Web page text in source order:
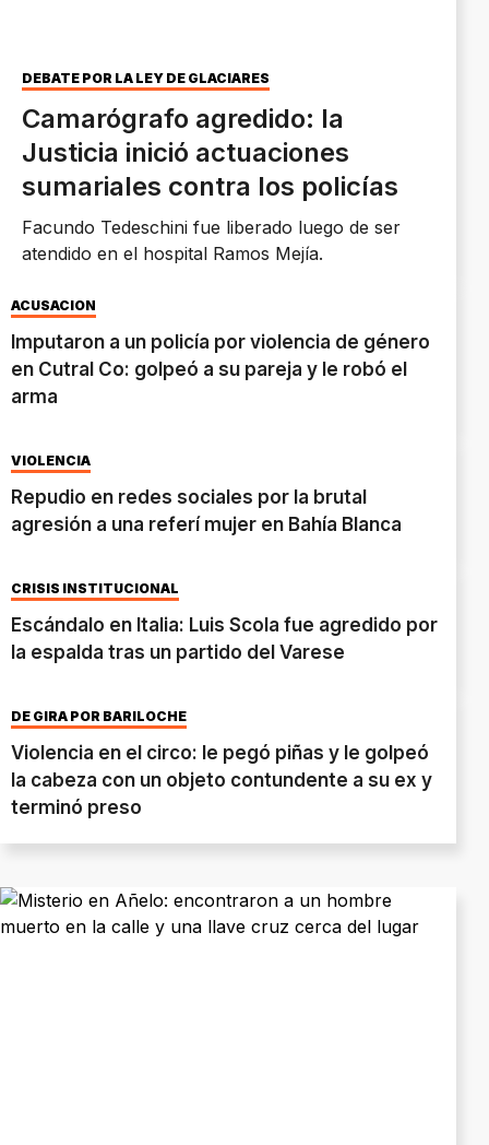
DEBATE POR LA LEY DE GLACIARES
Camarógrafo agredido: la
Justicia inició actuaciones
sumariales contra los policías
Facundo Tedeschini fue liberado luego de ser
atendido en el hospital Ramos Mejía.
ACUSACIÓN
Imputaron a un policía por violencia de género
en Cutral Co: golpeó a su pareja y le robó el
arma
VIOLENCIA
Repudio en redes sociales por la brutal
agresión a una referí mujer en Bahía Blanca
CRISIS INSTITUCIONAL
Escándalo en Italia: Luis Scola fue agredido por
la espalda tras un partido del Varese
DE GIRA POR BARILOCHE
Violencia en el circo: le pegó piñas y le golpeó
la cabeza con un objeto contundente a su ex y
terminó preso